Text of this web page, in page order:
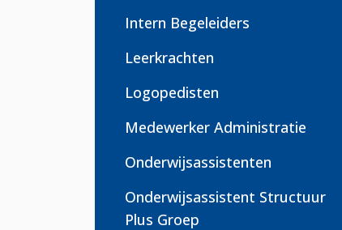
Intern Begeleiders
Leerkrachten
Logopedisten
Medewerker Administratie
Onderwijsassistenten
Onderwijsassistent Structuur
Plus Groep